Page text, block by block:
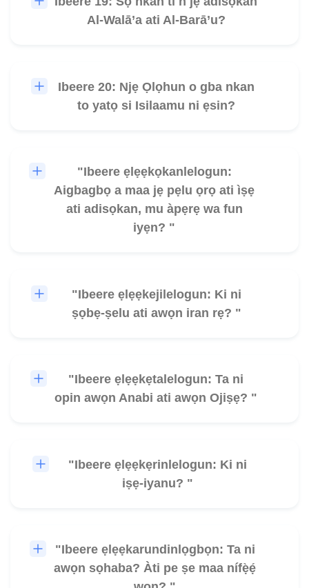
Al-Walā’a ati Al-Barā’u?
Ibeere 20: Njẹ Ọlọhun o gba nkan
to yatọ si Isilaamu ni ẹsin?
"Ibeere ẹlẹẹkọkanlelogun:
Aigbagbọ a maa jẹ pẹlu ọrọ ati ìṣẹ
ati adisọkan, mu àpẹrẹ wa fun
iyẹn? "
"Ibeere ẹlẹẹkejilelogun: Ki ni
ṣọbẹ-ṣelu ati awọn iran rẹ? "
"Ibeere ẹlẹẹkẹtalelogun: Ta ni
opin awọn Anabi ati awọn Ojiṣẹ? "
"Ibeere ẹlẹẹkẹrinlelogun: Ki ni
iṣẹ-iyanu? "
"Ibeere ẹlẹẹkarundinlọgbọn: Ta ni
awọn sọhaba? Àti pe ṣe maa nífẹ̀ẹ́